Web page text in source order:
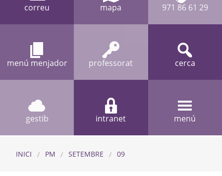
correu mapa 971 86 61 29
menú menjador professorat cerca
gestib intranet menú
INICI PM SETEMBRE 09